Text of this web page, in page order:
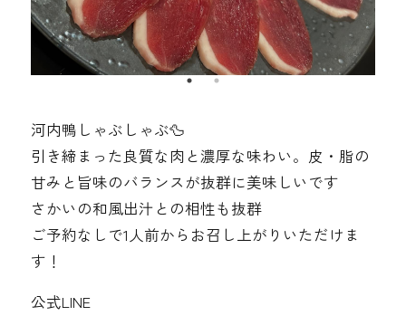
河内鴨しゃぶしゃぶ🦆
引き締まった良質な肉と濃厚な味わい。皮・脂の
甘みと旨味のバランスが抜群に美味しいです
さかいの和風出汁との相性も抜群
ご予約なしで1人前からお召し上がりいただけま
す！
公式LINE